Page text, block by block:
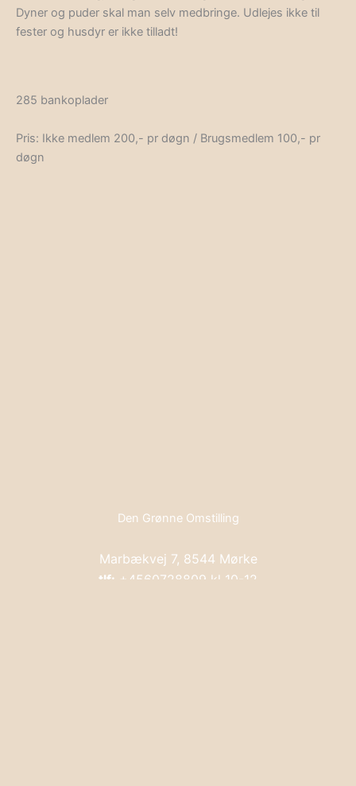
Dyner og puder skal man selv medbringe. Udlejes ikke til
fester og husdyr er ikke tilladt!
285 bankoplader
Pris: Ikke medlem 200,- pr døgn / Brugsmedlem 100,- pr
døgn
Den Grønne Omstilling
Marbækvej 7, 8544 Mørke
tlf: +4560728809 kl 10-12